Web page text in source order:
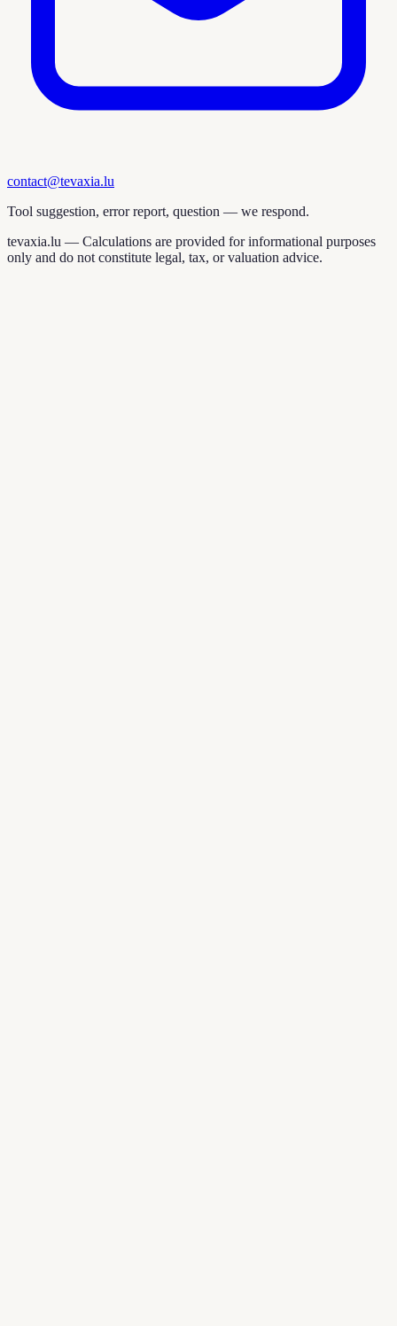
contact@tevaxia.lu
Tool suggestion, error report, question — we respond.
tevaxia.lu — Calculations are provided for informational purposes
only and do not constitute legal, tax, or valuation advice.